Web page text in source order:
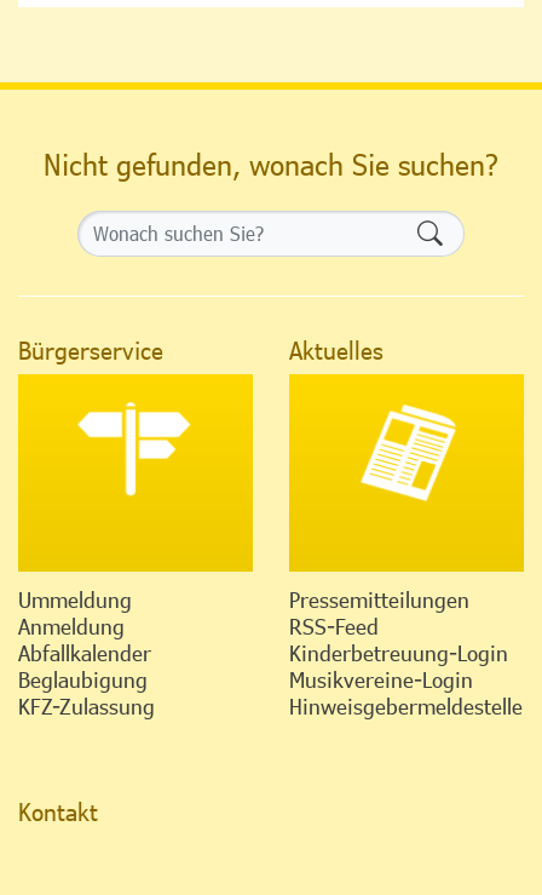
Nicht gefunden, wonach Sie suchen?
Bürgerservice
Ummeldung
Anmeldung
Abfallkalender
Beglaubigung
KFZ-Zulassung
Aktuelles
Pressemitteilungen
RSS-Feed
Kinderbetreuung-Login
Musikvereine-Login
Hinweisgebermeldestelle
Kontakt